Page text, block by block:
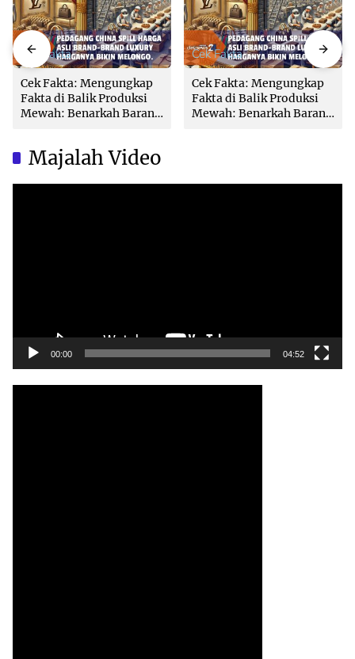
Cek Fakta
Cek Fakta: Mengungkap
Fakta di Balik Produksi
Mewah: Benarkah Barang
Cek Fakta
Cek Fakta: Mengungkap
Fakta di Balik Produksi
Mewah: Benarkah Barang
Majalah Video
00:00 04:52